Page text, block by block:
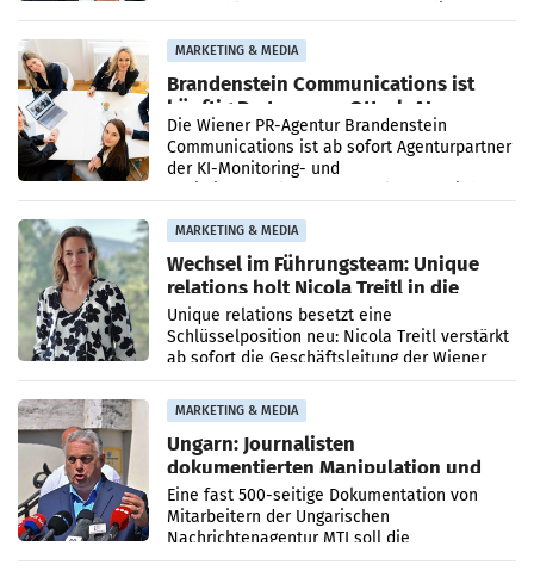
MARKETING & MEDIA
Brandenstein Communications ist
künftig Partner von OtterlyAI
Die Wiener PR-Agentur Brandenstein
Communications ist ab sofort Agenturpartner
der KI-Monitoring- und
MARKETING & MEDIA
Wechsel im Führungsteam: Unique
relations holt Nicola Treitl in die
Geschäftsleitung
Unique relations besetzt eine
Schlüsselposition neu: Nicola Treitl verstärkt
ab sofort die Geschäftsleitung der Wiener
PR-Agentur an der Seite von Josef Kalina und
Anna Kalina-Mahr.
MARKETING & MEDIA
Ungarn: Journalisten
dokumentierten Manipulation und
Zensur
Eine fast 500-seitige Dokumentation von
Mitarbeitern der Ungarischen
Nachrichtenagentur MTI soll die
systematische Nachrichten-Manipulation und